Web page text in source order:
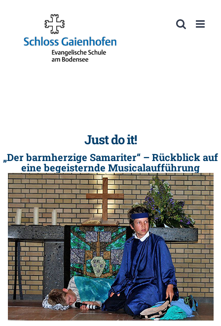
Werkzeugleiste öffnen
springen
Just do it!
„Der barmherzige Samariter“ – Rückblick auf
eine begeisternde Musicalaufführung